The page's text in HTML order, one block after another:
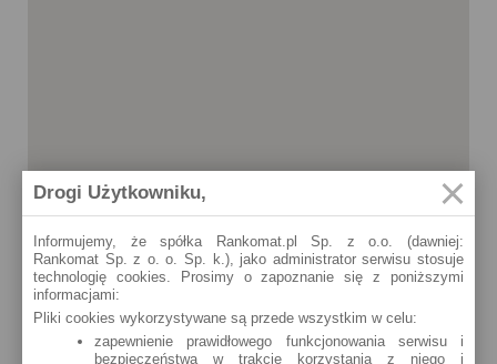
Drogi Użytkowniku,
Informujemy, że spółka Rankomat.pl Sp. z o.o. (dawniej:
Rankomat Sp. z o. o. Sp. k.), jako administrator serwisu stosuje
technologię cookies. Prosimy o zapoznanie się z poniższymi
informacjami:
Pliki cookies wykorzystywane są przede wszystkim w celu:
zapewnienie prawidłowego funkcjonowania serwisu i
bezpieczeństwa w trakcie korzystania z niego i